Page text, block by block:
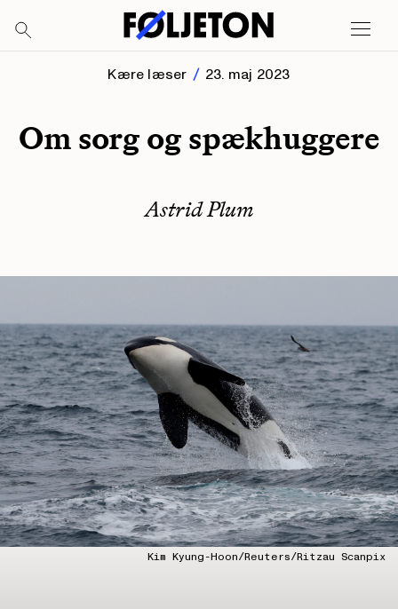
Kære læser 23. maj 2023
Om sorg og spækhuggere
Astrid Plum
Kim Kyung-Hoon/Reuters/Ritzau Scanpix